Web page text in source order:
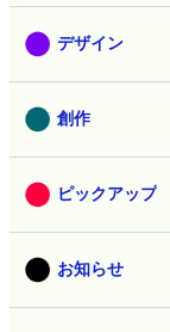
デザイン
創作
ピックアップ
お知らせ